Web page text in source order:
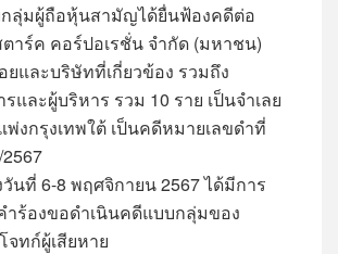
กลุ่มผู้ถือหุ้นสามัญได้ยื่นฟ้องคดีต่อ
าร์ค คอร์ปอเรชั่น จำกัด (มหาชน)
ยและบริษัทที่เกี่ยวข้อง รวมถึง
และผู้บริหาร รวม 10 ราย เป็นจำเลย
พ่งกรุงเทพใต้ เป็นคดีหมายเลขดำที่
วันที่ 6-8 พฤศจิกายน 2567 ได้มีการ
ำร้องขอดำเนินคดีแบบกลุ่มของ
จทก์ผู้เสียหาย